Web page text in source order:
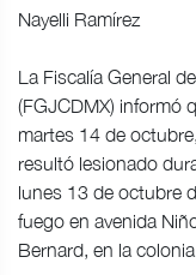
Nayelli Ramírez
La Fiscalía General
(FGJCDMX) informó
martes 14 de
resultó lesionado
lunes 13 de octubre
fuego en avenida
Bernard, en la